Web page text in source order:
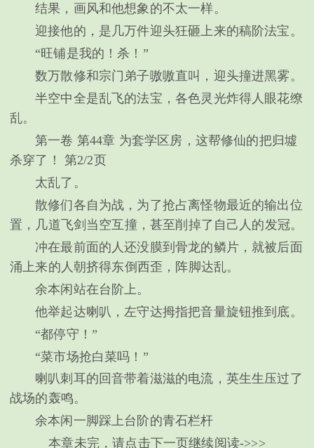
结果，画风和他想象的不太一样。
迎接他的，是几万件迎头狂砸上来的稿阶法宝。
“旺铺是我的！杀！”
数万散修和宗门弟子嗷嗷直叫，迎头撞进黑雾。
半空中全是乱飞的法宝，各色灵光炸得人眼花缭
乱。
第一卷 第44章 为套学区房，这帮修仙的把归墟
杀穿了！ 第2/2页
太乱了。
散修们各自为战，为了抢占离怪物最近的输出位
置，几道飞剑当空互撞，甚至削掉了自己人的发冠。
冲在最前面的人还没膜到骨龙的鳞片，就被后面
涌上来的人朝挤得东倒西歪，阵脚达乱。
余本闲站在台阶上。
他举起达喇叭，左守达拇指把音量旋钮推到底。
“都停守！”
“菜市场抢白菜吗！”
喇叭刺耳的回音带着滋滋的电流，英生生压过了
战场的轰鸣。
余本闲一脚踩上台阶的青石栏杆
本章未完，请点击下一页继续阅读->>>